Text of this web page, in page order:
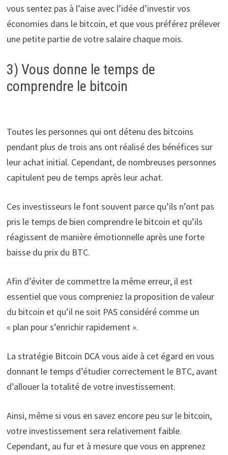
vous sentez pas à l’aise avec l’idée d’investir vos
économies dans le bitcoin, et que vous préférez prélever
une petite partie de votre salaire chaque mois.
3) Vous donne le temps de
comprendre le bitcoin
Toutes les personnes qui ont détenu des bitcoins
pendant plus de trois ans ont réalisé des bénéfices sur
leur achat initial. Cependant, de nombreuses personnes
capitulent peu de temps après leur achat.
Ces investisseurs le font souvent parce qu’ils n’ont pas
pris le temps de bien comprendre le bitcoin et qu’ils
réagissent de manière émotionnelle après une forte
baisse du prix du BTC.
Afin d’éviter de commettre la même erreur, il est
essentiel que vous compreniez la proposition de valeur
du bitcoin et qu’il ne soit PAS considéré comme un
« plan pour s’enrichir rapidement ».
La stratégie Bitcoin DCA vous aide à cet égard en vous
donnant le temps d’étudier correctement le BTC, avant
d’allouer la totalité de votre investissement.
Ainsi, même si vous en savez encore peu sur le bitcoin,
votre investissement sera relativement faible.
Cependant, au fur et à mesure que vous en apprenez